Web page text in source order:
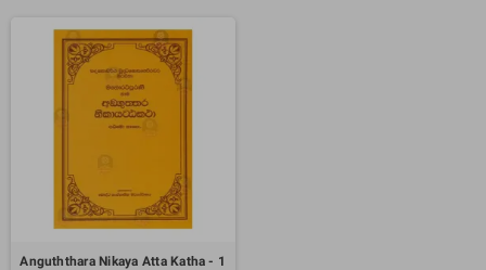
Anguththara Nikaya Atta Katha - 1